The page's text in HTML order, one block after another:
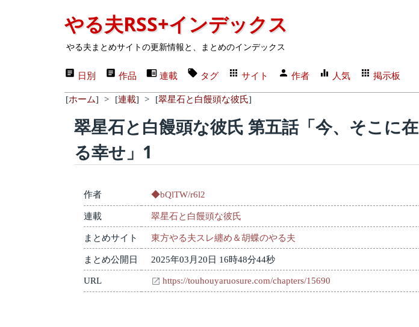
やる夫RSS+インデックス
やる夫まとめサイトの更新情報と、まとめのインデックス
日別 作品 連載 タグ サイト 作者 人気 掲示板
[ホーム] > [連載] > [翠星石と白饅頭な彼氏]
翠星石と白饅頭な彼氏 第五話「今、そこに在
る幸せ」1
作者 ◆bQlTW/r6l2
連載 翠星石と白饅頭な彼氏
まとめサイト 東方やる夫スレ纏め＆胡蝶のやる夫
まとめ公開日 2025年03月20日 16時48分44秒
URL https://touhouyaruosure.com/chapters/15690